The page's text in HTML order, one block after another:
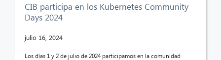
CIB participa en los Kubernetes Community
Days 2024
julio 16, 2024
Los días 1 y 2 de julio de 2024 participamos en la comunidad